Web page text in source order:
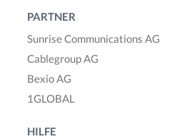
PARTNER
Sunrise Communications AG
Cablegroup AG
Bexio AG
1GLOBAL
HILFE